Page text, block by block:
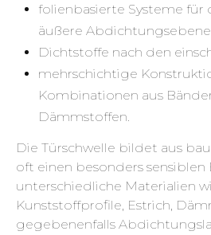
folienbasierte Systeme für
äußere
Dichtstoffe nach den
mehrschichtige
Kombinationen aus
Dämmstoffen.
Die Türschwelle bildet aus
oft einen besonders sensiblen
unterschiedliche Materialien
Kunststoffprofile, Estrich,
gegebenenfalls